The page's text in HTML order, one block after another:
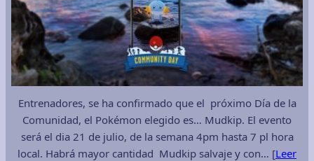
Entrenadores, se ha confirmado que el próximo Día de la
Comunidad, el Pokémon elegido es… Mudkip. El evento
será el dia 21 de julio, de la semana 4pm hasta 7 pl hora
local. Habrá mayor cantidad Mudkip salvaje y con… [Leer